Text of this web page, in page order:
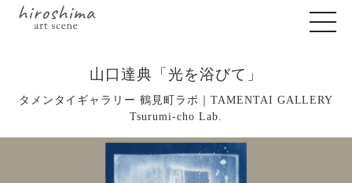
山口達典「光を浴びて」
タメンタイギャラリー 鶴見町ラボ｜TAMENTAI GALLERY
Tsurumi-cho Lab.